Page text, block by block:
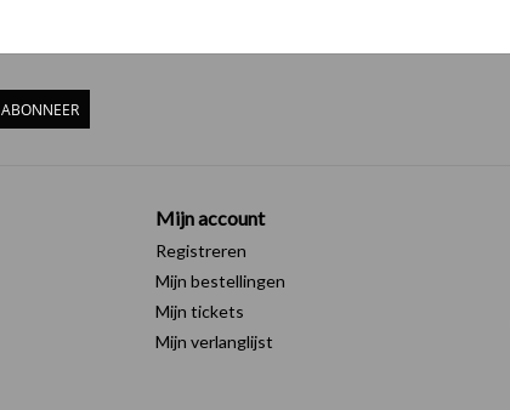
ABONNEER
Mijn account
Registreren
Mijn bestellingen
Mijn tickets
Mijn verlanglijst